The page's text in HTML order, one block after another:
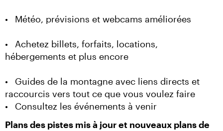
•	Météo, prévisions et webcams améliorées
•	Achetez billets, forfaits, locations,
hébergements et plus encore
•	Guides de la montagne avec liens directs et
raccourcis vers tout ce que vous voulez faire
•	Consultez les événements à venir
Plans des pistes mis à jour et nouveaux plans de